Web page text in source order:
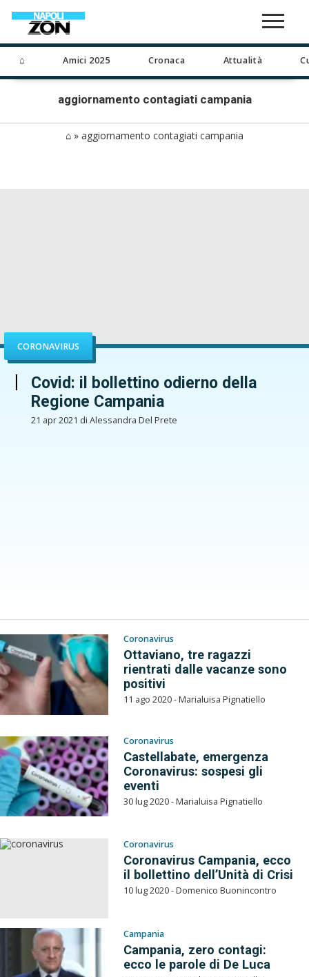
⌂ Amici 2025 Cronaca Attualità
aggiornamento contagiati campania
⌂ » aggiornamento contagiati campania
CORONAVIRUS
Covid: il bollettino odierno della
Regione Campania
21 apr 2021 di Alessandra Del Prete
Coronavirus
Ottaviano, tre ragazzi
rientrati dalle vacanze sono
positivi
11 ago 2020 - Marialuisa Pignatiello
Coronavirus
Castellabate, emergenza
Coronavirus: sospesi gli
eventi
30 lug 2020 - Marialuisa Pignatiello
Coronavirus
Coronavirus Campania, ecco
il bollettino dell’Unità di Crisi
10 lug 2020 - Domenico Buonincontro
Campania
Campania, zero contagi:
ecco le parole di De Luca